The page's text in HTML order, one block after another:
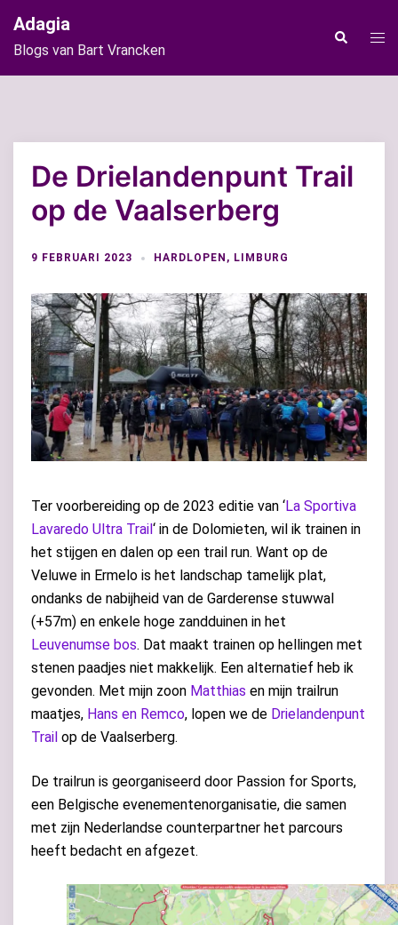
naar
de
inhoud
Adagia
Blogs van Bart Vrancken
Zoeken
De Drielandenpunt Trail
op de Vaalserberg
9 FEBRUARI 2023 HARDLOPEN , LIMBURG
Ter voorbereiding op de 2023 editie van ‘La Sportiva
Lavaredo Ultra Trail‘ in de Dolomieten, wil ik trainen in
het stijgen en dalen op een trail run. Want op de
Veluwe in Ermelo is het landschap tamelijk plat,
ondanks de nabijheid van de Garderense stuwwal
(+57m) en enkele hoge zandduinen in het
Leuvenumse bos. Dat maakt trainen op hellingen met
stenen paadjes niet makkelijk. Een alternatief heb ik
gevonden. Met mijn zoon Matthias en mijn trailrun
maatjes, Hans en Remco, lopen we de Drielandenpunt
Trail op de Vaalserberg.
De trailrun is georganiseerd door Passion for Sports,
een Belgische evenementenorganisatie, die samen
met zijn Nederlandse counterpartner het parcours
heeft bedacht en afgezet.